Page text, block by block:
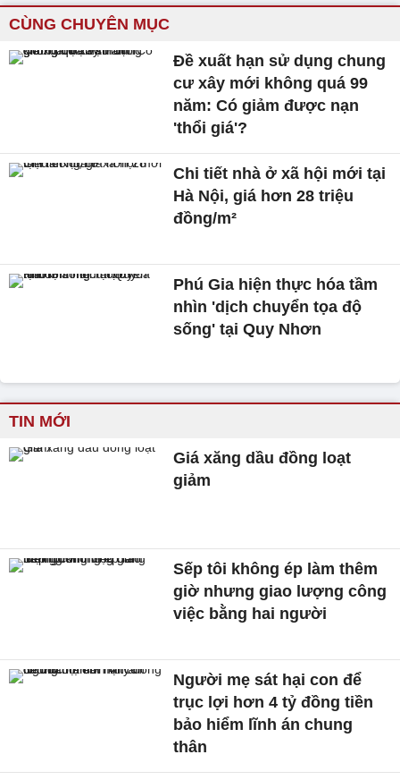
CÙNG CHUYÊN MỤC
Đề xuất hạn sử dụng chung
cư xây mới không quá 99
năm: Có giảm được nạn
'thổi giá'?
Chi tiết nhà ở xã hội mới tại
Hà Nội, giá hơn 28 triệu
đồng/m²
Phú Gia hiện thực hóa tầm
nhìn 'dịch chuyển tọa độ
sống' tại Quy Nhơn
TIN MỚI
Giá xăng dầu đồng loạt
giảm
Sếp tôi không ép làm thêm
giờ nhưng giao lượng công
việc bằng hai người
Người mẹ sát hại con để
trục lợi hơn 4 tỷ đồng tiền
bảo hiểm lĩnh án chung
thân